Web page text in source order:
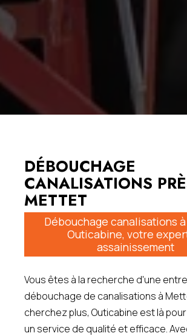
DÉBOUCHAGE
CANALISATIONS
METTET
Débouchage canalisations
Outicabine, votre
assainissement
Vous êtes à la recherche d'une
débouchage de canalisations à
cherchez plus, Outicabine est là
un service de qualité et efficace.